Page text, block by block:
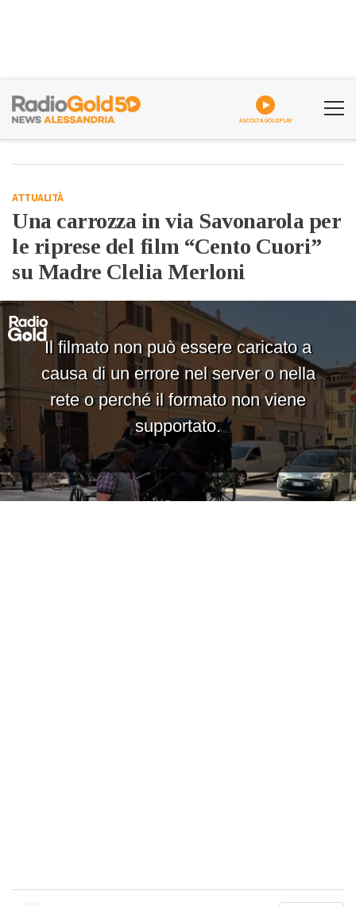
ASCOLTA GOLDPLAY
ATTUALITÀ
Una carrozza in via Savonarola per
le riprese del film “Cento Cuori”
su Madre Clelia Merloni